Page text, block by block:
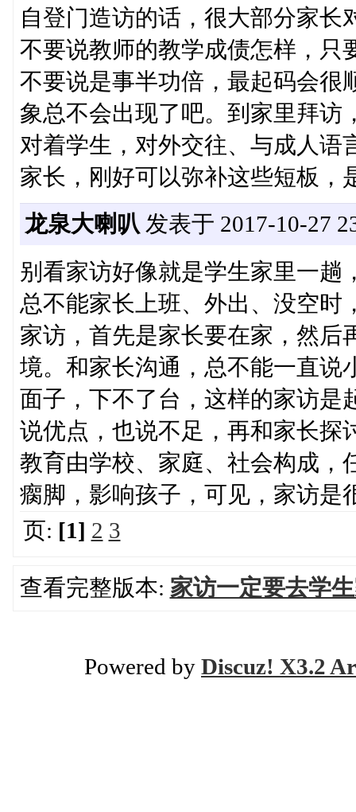
自登门造访的话，很大部分家
不要说教师的教学成债怎样，只
不要说是事半功倍，最起码会很
象总不会出现了吧。到家里拜访
对着学生，对外交往、与成人语
家长，刚好可以弥补这些短板，
龙泉大喇叭 发表于 2017-10-27
别看家访好像就是学生家里一趟
总不能家长上班、外出、没空时
家访，首先是家长要在家，然后
境。和家长沟通，总不能一直说
面子，下不了台，这样的家访是
说优点，也说不足，再和家长探
教育由学校、家庭、社会构成，
瘸脚，影响孩子，可见，家访是
页: [1] 2 3
查看完整版本: 家访一定要去学
Powered by Discuz! X3.2